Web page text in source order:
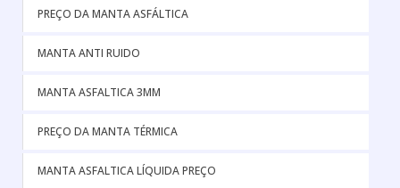
PREÇO DA MANTA ASFÁLTICA
MANTA ANTI RUIDO
MANTA ASFALTICA 3MM
PREÇO DA MANTA TÉRMICA
MANTA ASFALTICA LÍQUIDA PREÇO